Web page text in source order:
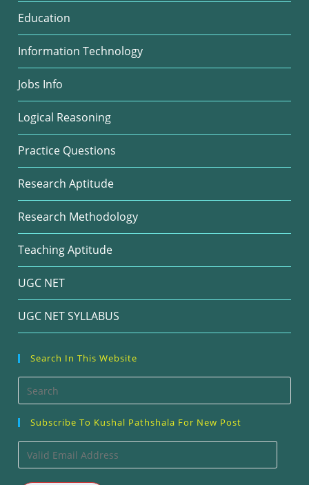
Education
Information Technology
Jobs Info
Logical Reasoning
Practice Questions
Research Aptitude
Research Methodology
Teaching Aptitude
UGC NET
UGC NET SYLLABUS
Search In This Website
Subscribe To Kushal Pathshala For New Post
Valid
Email